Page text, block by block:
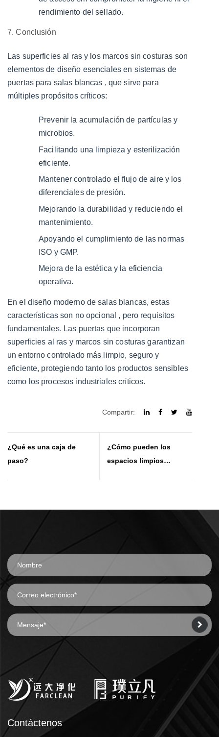
rendimiento del sellado.
7. Conclusión
Las superficies al ras y los marcos sin costuras son
elementos de diseño esenciales en sistemas de
puertas para salas blancas , que sirve para
múltiples propósitos críticos:
Prevenir la acumulación de partículas y
microbios.
Facilitando una limpieza y esterilización
eficiente.
Mantener controlado el flujo de aire y los
diferenciales de presión.
Mejorando la durabilidad y reduciendo el
mantenimiento.
Apoyando el cumplimiento de las normas
ISO y GMP.
Mejora de la estética y la eficiencia
operativa.
En el diseño moderno de salas blancas, estas
características son no opcional , pero requisitos
fundamentales. Las puertas que incorporan
superficies al ras y marcos sin costuras garantizan
un entorno controlado más limpio, seguro y
eficiente, protegiendo tanto los productos sensibles
como los procesos industriales críticos.
Compartir:
¿Qué es una caja de
paso?
¿Cómo pueden los
espacios limpios
Contáctenos